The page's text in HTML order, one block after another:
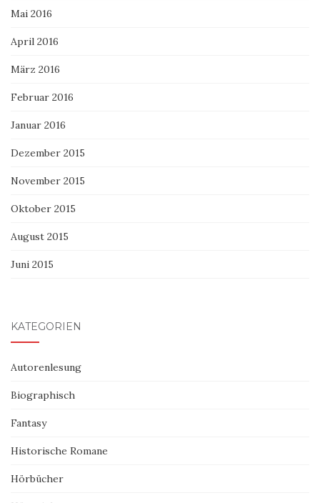
Mai 2016
April 2016
März 2016
Februar 2016
Januar 2016
Dezember 2015
November 2015
Oktober 2015
August 2015
Juni 2015
KATEGORIEN
Autorenlesung
Biographisch
Fantasy
Historische Romane
Hörbücher